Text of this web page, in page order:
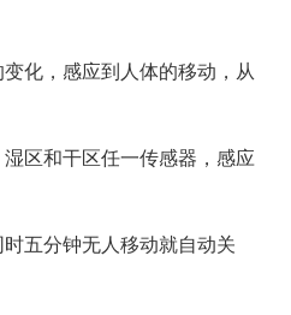
化，感应到人体的移动，从
区和干区任一传感器，感应
五分钟无人移动就自动关